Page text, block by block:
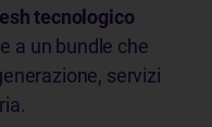
tecnologico
a un bundle che
servizi